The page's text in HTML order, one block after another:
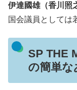
伊達國雄（香川照
国会議員としては
SP THE
の簡単な